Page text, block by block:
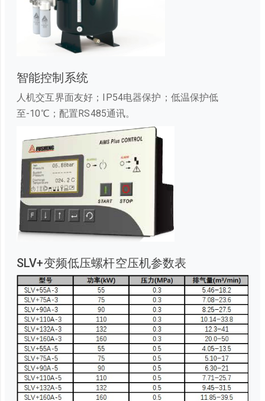
智能控制系统
人机交互界面友好；IP54电器保护；低温保护低
至-10℃；配置RS485通讯。
SLV+变频低压螺杆空压机参数表